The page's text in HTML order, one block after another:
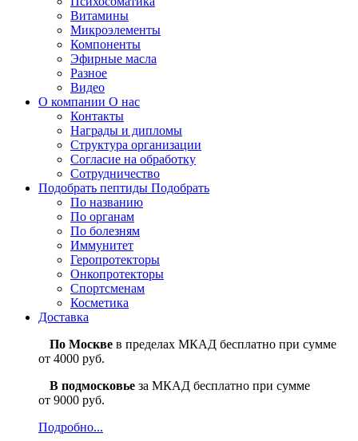
Витамины
Микроэлементы
Компоненты
Эфирные масла
Разное
Видео
О компании О нас
Контакты
Награды и дипломы
Структура организации
Согласие на обработку
Сотрудничество
Подобрать пептиды Подобрать
По названию
По органам
По болезням
Иммунитет
Геропротекторы
Онкопротекторы
Спортсменам
Косметика
Доставка
По Москве в пределах МКАД бесплатно при сумме
от 4000 руб.
В подмосковье за МКАД бесплатно при сумме
от 9000 руб.
Подробно...